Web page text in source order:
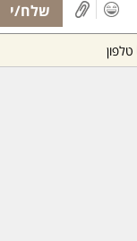
שלח/י
טלפון